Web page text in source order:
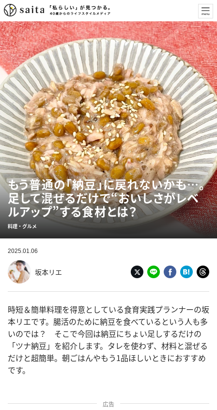
もう普通の「納豆」に戻れないかも…。
足して混ぜるだけで“おいしさがレベ
ルアップ”する食材とは？
料理・グルメ
2025.01.06
坂本リエ
時短＆簡単料理を得意としている食育実践プランナーの坂
本リエです。腸活のために納豆を食べているという人も多
いのでは？ そこで今回は納豆にちょい足しするだけの
「ツナ納豆」を紹介します。タレを使わず、材料と混ぜる
だけと超簡単。朝ごはんやもう1品ほしいときにおすすめ
です。
広告